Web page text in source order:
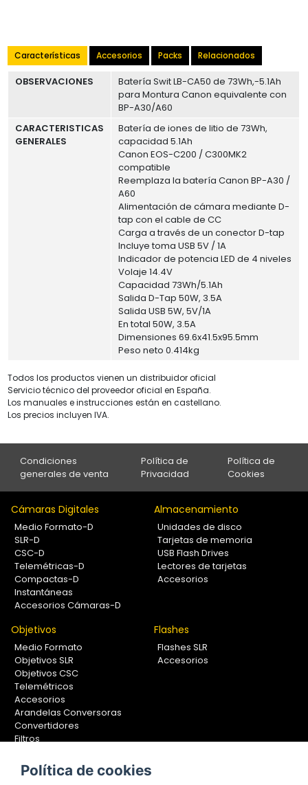
Características Accesorios Packs Relacionados
OBSERVACIONES
Batería Swit LB-CA50 de 73Wh,-5.1Ah
para Montura Canon equivalente con
BP-A30/A60
CARACTERISTICAS
GENERALES
Batería de iones de litio de 73Wh,
capacidad 5.1Ah
Canon EOS-C200 / C300MK2
compatible
Reemplaza la batería Canon BP-A30 /
A60
Alimentación de cámara mediante D-
tap con el cable de CC
Carga a través de un conector D-tap
Incluye toma USB 5V / 1A
Indicador de potencia LED de 4 niveles
Volaje 14.4V
Capacidad 73Wh/5.1Ah
Salida D-Tap 50W, 3.5A
Salida USB 5W, 5V/1A
En total 50W, 3.5A
Dimensiones 69.6x41.5x95.5mm
Peso neto 0.414kg
Todos los productos vienen un distribuidor oficial
Servicio técnico del proveedor oficial en España.
Los manuales e instrucciones están en castellano.
Los precios incluyen IVA.
Condiciones
generales de venta
Política de
Privacidad
Política de
Cookies
Cámaras Digitales
Medio Formato-D
SLR-D
CSC-D
Telemétricas-D
Compactas-D
Instantáneas
Accesorios Cámaras-D
Almacenamiento
Unidades de disco
Tarjetas de memoria
USB Flash Drives
Lectores de tarjetas
Accesorios
Objetivos
Medio Formato
Objetivos SLR
Objetivos CSC
Telemétricos
Accesorios
Arandelas Conversoras
Convertidores
Filtros
Calibradores
Flashes
Flashes SLR
Accesorios
Política de cookies